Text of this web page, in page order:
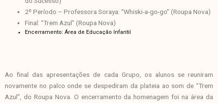
2º Período – Professora Soraya: “Whiski-a-go-go” (Roupa Nova)
Final: “Trem Azul” (Roupa Nova)
Encerramento: Área de Educação Infantil
Ao final das apresentações de cada Grupo, os alunos se reuniram
novamente no palco onde se despediram da plateia ao som de “Trem
Azul”, do Roupa Nova. O encerramento da homenagem foi na área da